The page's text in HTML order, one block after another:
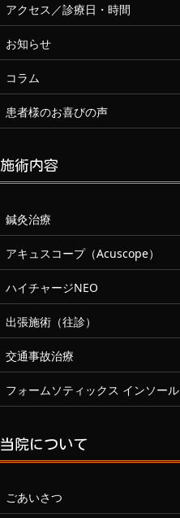
アクセス／診療日・時間
お知らせ
コラム
患者様のお喜びの声
施術内容
鍼灸治療
アキュスコープ（Acuscope）
ハイチャージNEO
出張施術（往診）
交通事故治療
フォームソティックス インソール
当院について
ごあいさつ